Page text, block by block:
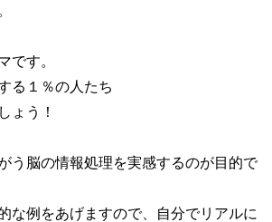
です。
る１％の人たち
ょう！
う脳の情報処理を実感するのが目的で
な例をあげますので、自分でリアルに